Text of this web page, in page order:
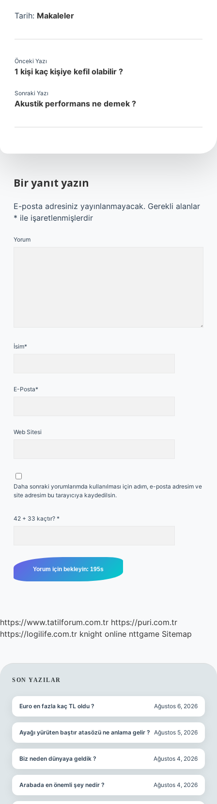
Tarih: Makaleler
Önceki Yazı
1 kişi kaç kişiye kefil olabilir ?
Sonraki Yazı
Akustik performans ne demek ?
Bir yanıt yazın
E-posta adresiniz yayınlanmayacak. Gerekli alanlar
* ile işaretlenmişlerdir
Yorum
İsim*
E-Posta*
Web Sitesi
Daha sonraki yorumlarımda kullanılması için adım, e-posta adresim ve
site adresim bu tarayıcıya kaydedilsin.
42 + 33 kaçtır? *
https://www.tatilforum.com.tr https://puri.com.tr
https://logilife.com.tr knight online nttgame Sitemap
SIDEBAR
SON YAZILAR
Euro en fazla kaç TL oldu ? Ağustos 6, 2026
Ayağı yürüten baştır atasözü ne anlama gelir ? Ağustos 5, 2026
Biz neden dünyaya geldik ? Ağustos 4, 2026
Arabada en önemli şey nedir ? Ağustos 4, 2026